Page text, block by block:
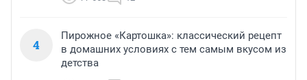
4
Пирожное «Картошка»: классический рецепт
в домашних условиях с тем самым вкусом из
детства